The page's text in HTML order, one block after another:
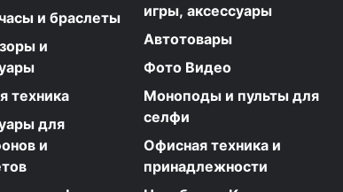
и браслеты
и
техника
для
и
игры, аксессуары
Автотовары
Фото Видео
Моноподы и пульты для
селфи
Офисная техника и
принадлежности